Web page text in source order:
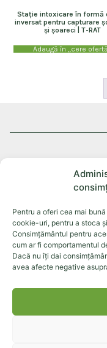
Pentru a oferi cea mai
cookie-uri, pentru a stoca
Consimțământul pentru
cum ar fi comportamentul
Dacă nu îți dai
avea afecte negative
Stație intoxicare în formă
inversat pentru capturare
și șoareci | T-RAT
Adaugă în „cere
EKOMMERCE EST SRL
str. Calea
Despre noi Sistemul